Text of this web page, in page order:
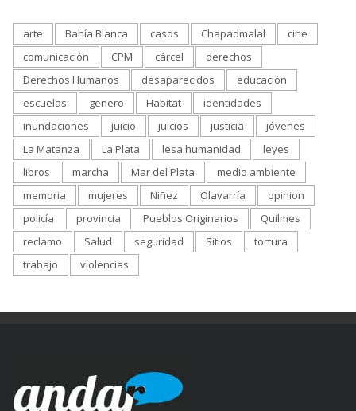
arte Bahía Blanca casos Chapadmalal
cine
comunicación
CPM cárcel
derechos
Derechos Humanos
desaparecidos
educación
escuelas
genero Habitat
identidades
inundaciones
juicio juicios justicia
jóvenes
La Matanza
La Plata lesa humanidad
leyes
libros
marcha Mar del Plata
medio ambiente
memoria
mujeres Niñez Olavarría
opinion
policía
provincia Pueblos Originarios
Quilmes
reclamo
Salud seguridad Sitios
tortura
trabajo
violencias